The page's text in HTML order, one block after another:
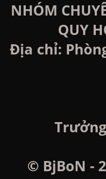
NHÓM
QUY
Địa chỉ:
© BjBoN -